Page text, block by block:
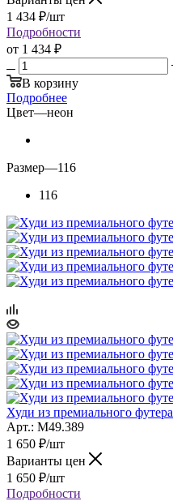
1 434 ₽/шт
Подробности
от 1 434 ₽
В корзину
Подробнее
Цвет—неон
Размер—116
116
Худи из премиального футера
Арт.: M49.389
1 650 ₽/шт
Варианты цен
1 650 ₽/шт
Подробности